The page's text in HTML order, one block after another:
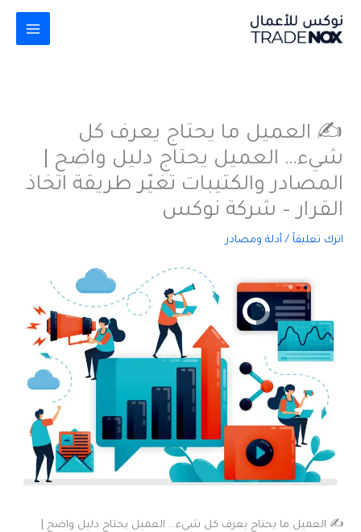
المحتوى
✍️ العميل ما يحتاج يعرف كل
شيء… العميل يحتاج دليل واضح |
المصادر والكتيبات تغيّر طريقة اتخاذ
القرار – شركة نوكس
اترك تعليقاً / أدلة ومصادر
✍️ العميل ما يحتاج يعرف كل شيء… العميل يحتاج دليل واضح |